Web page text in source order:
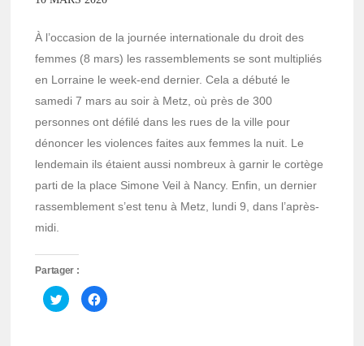
À l’occasion de la journée internationale du droit des
femmes (8 mars) les rassemblements se sont multipliés
en Lorraine le week-end dernier. Cela a débuté le
samedi 7 mars au soir à Metz, où près de 300
personnes ont défilé dans les rues de la ville pour
dénoncer les violences faites aux femmes la nuit. Le
lendemain ils étaient aussi nombreux à garnir le cortège
parti de la place Simone Veil à Nancy. Enfin, un dernier
rassemblement s’est tenu à Metz, lundi 9, dans l’après-
midi.
Partager :
Cliquez
pour
partager
Cliquez
pour